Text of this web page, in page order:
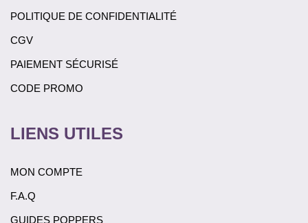
POLITIQUE DE CONFIDENTIALITÉ
CGV
PAIEMENT SÉCURISÉ
CODE PROMO
LIENS UTILES
MON COMPTE
F.A.Q
GUIDES POPPERS